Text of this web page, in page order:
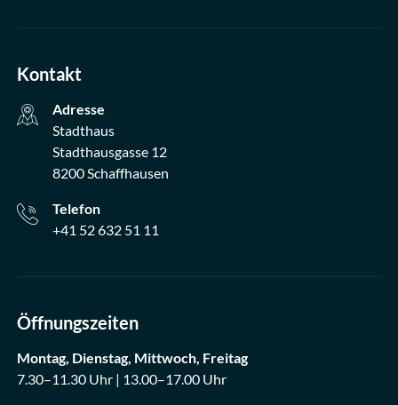
Kontakt
Adresse
Stadthaus
Stadthausgasse 12
8200 Schaffhausen
Telefon
+41 52 632 51 11
Öffnungszeiten
Montag, Dienstag, Mittwoch, Freitag
7.30–11.30 Uhr | 13.00–17.00 Uhr